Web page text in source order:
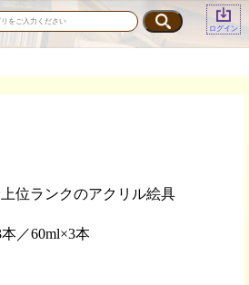
ログイン
位ランクのアクリル絵具
／60ml×3本